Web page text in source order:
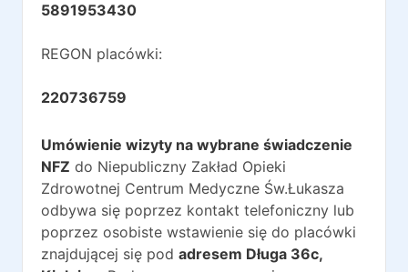
5891953430
REGON placówki:
220736759
Umówienie wizyty na wybrane świadczenie
NFZ do Niepubliczny Zakład Opieki
Zdrowotnej Centrum Medyczne Św.Łukasza
odbywa się poprzez kontakt telefoniczny lub
poprzez osobiste wstawienie się do placówki
znajdującej się pod adresem Długa 36c,